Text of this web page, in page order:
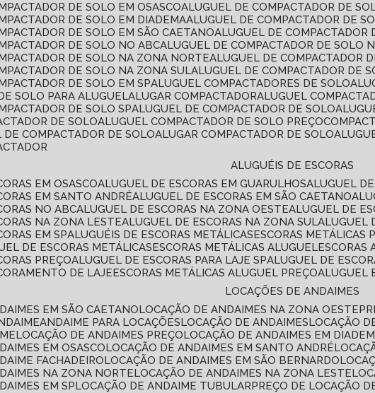
DE SOLO EM OSASCO ALUGUEL DE COMPACTADOR DE
DE SOLO EM DIADEMA ALUGUEL DE COMPACTADOR DE
DE SOLO EM SÃO CAETANO ALUGUEL DE
DE SOLO NO ABC ALUGUEL DE COMPACTADOR DE SOLO
DE SOLO NA ZONA NORTE ALUGUEL DE COMPACTADOR
DE SOLO NA ZONA SUL ALUGUEL DE COMPACTADOR DE
DE SOLO EM SP ALUGUEL COMPACTADORES DE SOLO
SOLO PARA ALUGUEL ALUGAR COMPACTADOR ALUGUEL
DE SOLO SP ALUGUEL DE COMPACTADOR DE SOLO
DE SOLO ALUGUEL COMPACTADOR DE SOLO PREÇO
DE COMPACTADOR DE SOLO ALUGAR COMPACTADOR DE SOLO
ALUGUÉIS DE ESCORAS
EM OSASCO ALUGUEL DE ESCORAS EM GUARULHOS ALUGUEL
EM SANTO ANDRÉ ALUGUEL DE ESCORAS EM SÃO CAETANO
NO ABC ALUGUEL DE ESCORAS NA ZONA OESTE ALUGUEL DE
NA ZONA LESTE ALUGUEL DE ESCORAS NA ZONA SUL
EM SP ALUGUÉIS DE ESCORAS METÁLICAS
ESCORAS METÁLICAS
DE ESCORAS METÁLICAS
ESCORAS METÁLICAS ALUGUEL
PREÇO ALUGUEL DE ESCORAS PARA LAJE SP ALUGUEL DE
DE LAJE
ESCORAS METÁLICAS ALUGUEL PREÇO
LOCAÇÕES DE ANDAIMES
EM SÃO CAETANO LOCAÇÃO DE ANDAIMES NA ZONA OESTE
ANDAIME PARA LOCAÇÕES LOCAÇÃO DE ANDAIMES LOCAÇÃO
LOCAÇÃO DE ANDAIMES PREÇO LOCAÇÃO DE ANDAIMES EM
EM OSASCO LOCAÇÃO DE ANDAIMES EM SANTO ANDRÉ
FACHADEIRO LOCAÇÃO DE ANDAIMES EM SÃO BERNARDO
NA ZONA NORTE LOCAÇÃO DE ANDAIMES NA ZONA LESTE
EM SP LOCAÇÃO DE ANDAIME TUBULAR PREÇO DE LOCAÇÃO